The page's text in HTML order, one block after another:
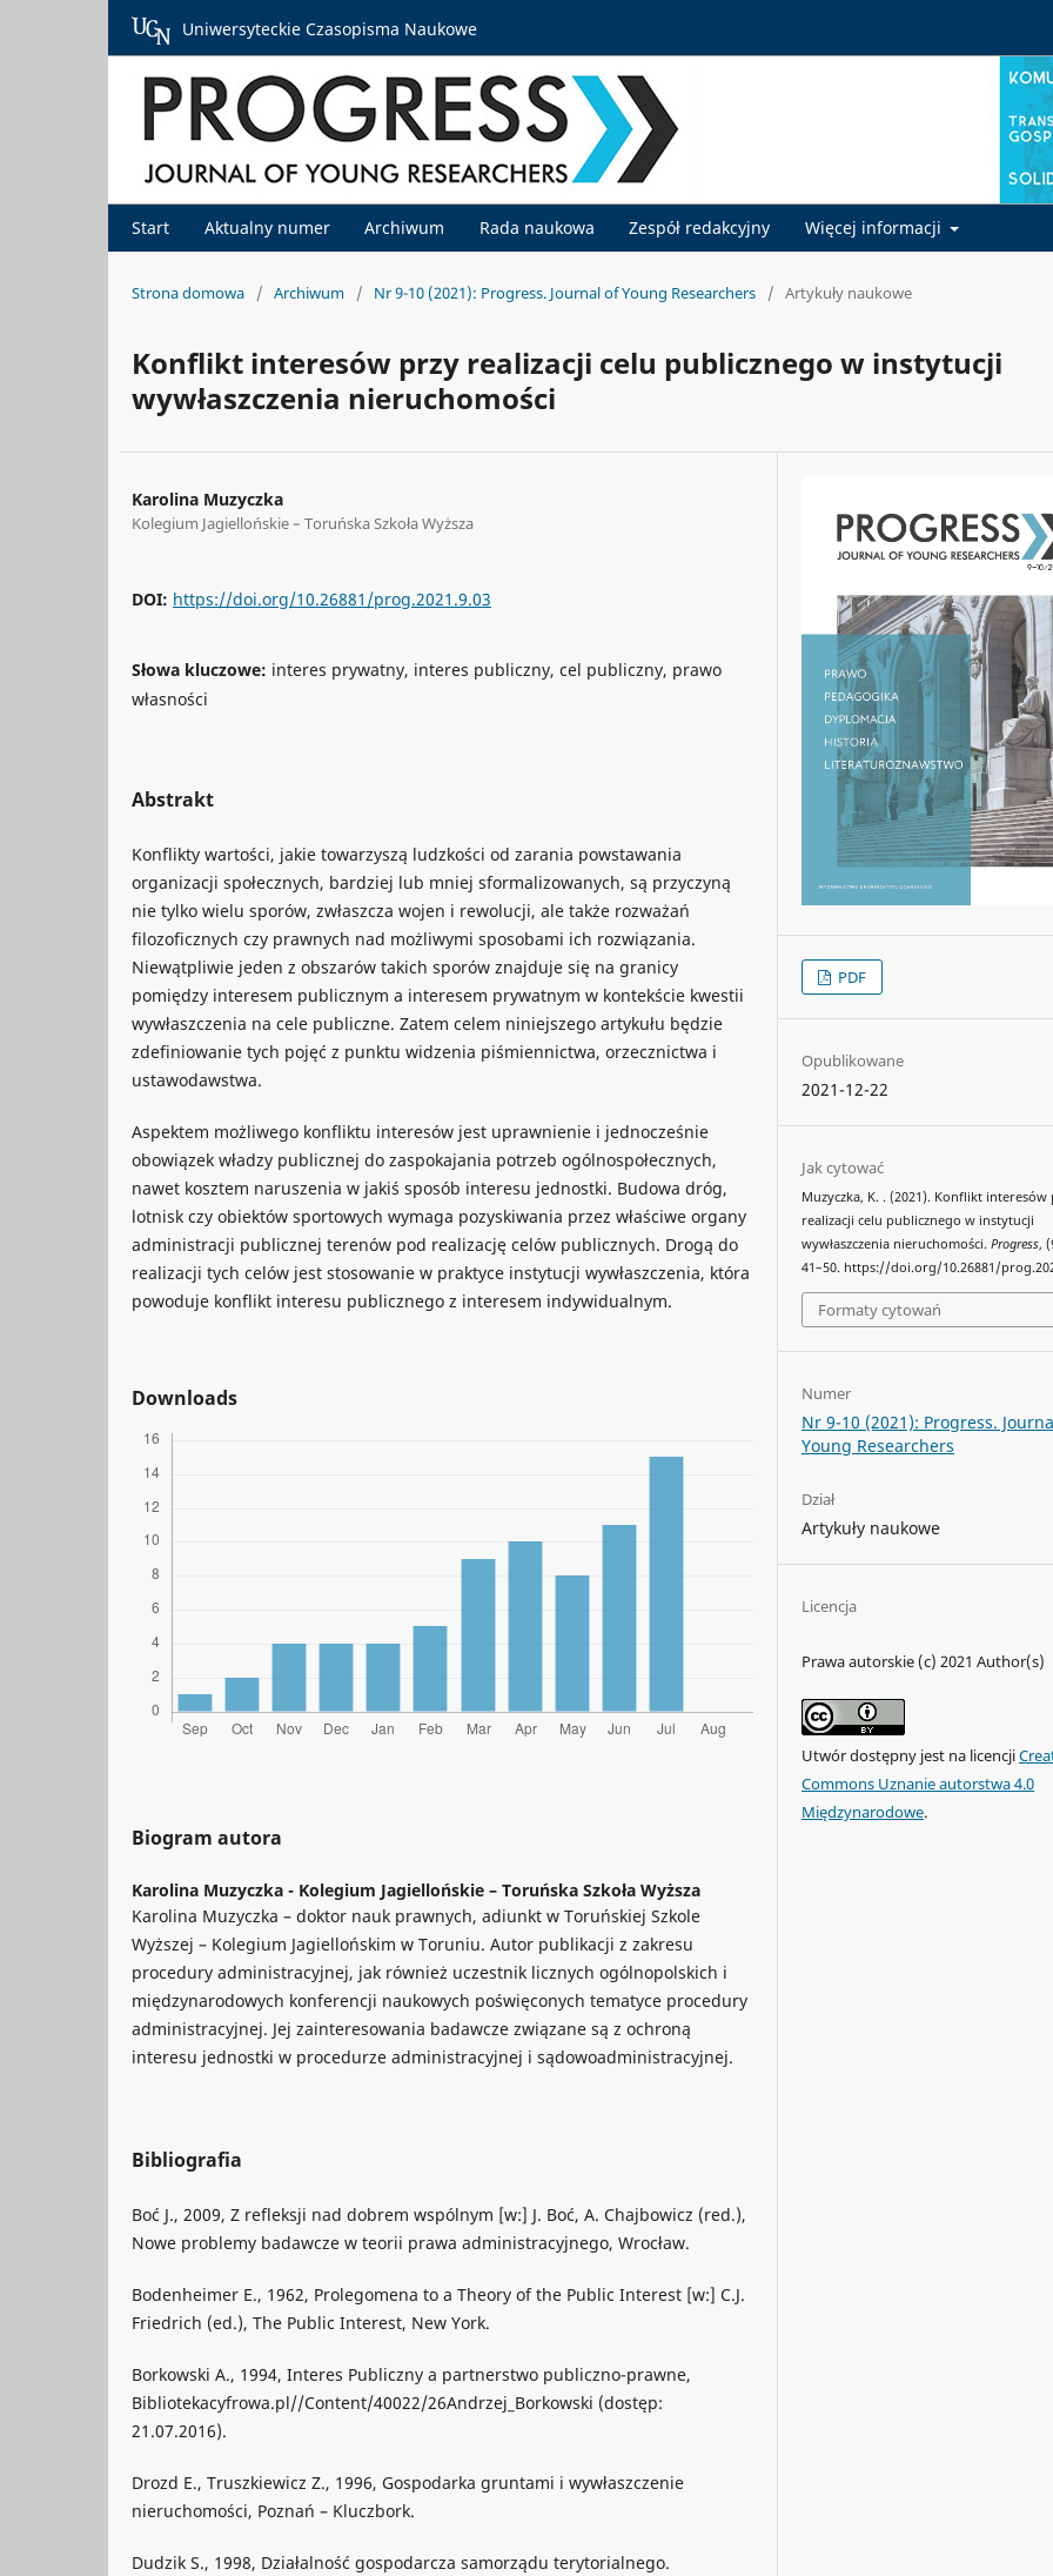
Start Aktualny numer Archiwum Rada naukowa Zespół redakcyjny Więcej informacji
Uniwersyteckie Czasopisma Naukowe
Strona domowa / Archiwum / Nr 9-10 (2021): Progress. Journal of Young Researchers / Artykuły naukowe
Konflikt interesów przy realizacji celu publicznego w instytucji
wywłaszczenia nieruchomości
Karolina Muzyczka
Kolegium Jagiellońskie – Toruńska Szkoła Wyższa
DOI: https://doi.org/10.26881/prog.2021.9.03
Słowa kluczowe: interes prywatny, interes publiczny, cel publiczny, prawo
własności
Abstrakt
Konflikty wartości, jakie towarzyszą ludzkości od zarania powstawania
organizacji społecznych, bardziej lub mniej sformalizowanych, są przyczyną
nie tylko wielu sporów, zwłaszcza wojen i rewolucji, ale także rozważań
filozoficznych czy prawnych nad możliwymi sposobami ich rozwiązania.
Niewątpliwie jeden z obszarów takich sporów znajduje się na granicy
pomiędzy interesem publicznym a interesem prywatnym w kontekście kwestii
wywłaszczenia na cele publiczne. Zatem celem niniejszego artykułu będzie
zdefiniowanie tych pojęć z punktu widzenia piśmiennictwa, orzecznictwa i
ustawodawstwa.
Aspektem możliwego konfliktu interesów jest uprawnienie i jednocześnie
obowiązek władzy publicznej do zaspokajania potrzeb ogólnospołecznych,
nawet kosztem naruszenia w jakiś sposób interesu jednostki. Budowa dróg,
lotnisk czy obiektów sportowych wymaga pozyskiwania przez właściwe organy
administracji publicznej terenów pod realizację celów publicznych. Drogą do
realizacji tych celów jest stosowanie w praktyce instytucji wywłaszczenia, która
powoduje konflikt interesu publicznego z interesem indywidualnym.
Downloads
Biogram autora
Karolina Muzyczka - Kolegium Jagiellońskie – Toruńska Szkoła Wyższa
Karolina Muzyczka – doktor nauk prawnych, adiunkt w Toruńskiej Szkole
Wyższej – Kolegium Jagiellońskim w Toruniu. Autor publikacji z zakresu
procedury administracyjnej, jak również uczestnik licznych ogólnopolskich i
międzynarodowych konferencji naukowych poświęconych tematyce procedury
administracyjnej. Jej zainteresowania badawcze związane są z ochroną
interesu jednostki w procedurze administracyjnej i sądowoadministracyjnej.
Bibliografia
Boć J., 2009, Z refleksji nad dobrem wspólnym [w:] J. Boć, A. Chajbowicz (red.),
Nowe problemy badawcze w teorii prawa administracyjnego, Wrocław.
Bodenheimer E., 1962, Prolegomena to a Theory of the Public Interest [w:] C.J.
Friedrich (ed.), The Public Interest, New York.
Borkowski A., 1994, Interes Publiczny a partnerstwo publiczno-prawne,
Bibliotekacyfrowa.pl//Content/40022/26Andrzej_Borkowski (dostęp:
21.07.2016).
Drozd E., Truszkiewicz Z., 1996, Gospodarka gruntami i wywłaszczenie
nieruchomości, Poznań – Kluczbork.
Dudzik S., 1998, Działalność gospodarcza samorządu terytorialnego.
PDF
Opublikowane
2021-12-22
Jak cytować
Muzyczka, K. . (2021). Konflikt interesów
realizacji celu publicznego w instytucji
wywłaszczenia nieruchomości.Progress,
41–50. https://doi.org/10.26881/
Formaty cytowań
Numer
Nr 9-10 (2021): Progress.
Young Researchers
Dział
Artykuły naukowe
Licencja
Prawa autorskie (c) 2021 Author(s)
Utwór dostępny jest na licencji
Commons Uznanie autorstwa 4.0
Międzynarodowe.